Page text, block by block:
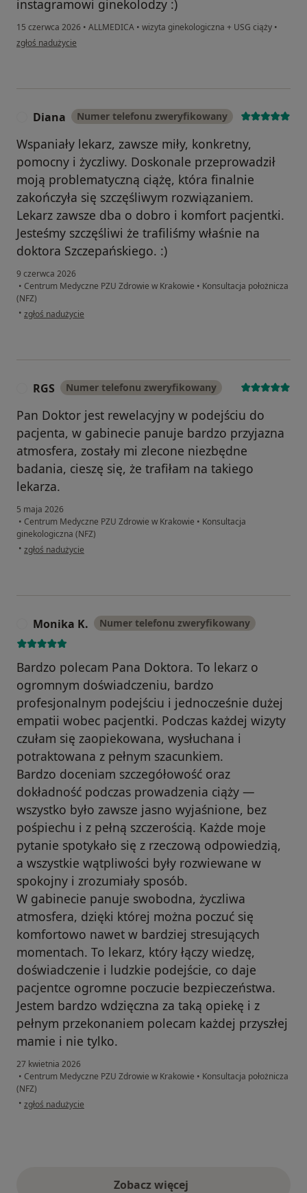
instagramowi ginekolodzy :)
15 czerwca 2026 • ALLMEDICA • wizyta ginekologiczna + USG ciąży •
w opinii użytkownika Klaudia
zgłoś nadużycie
Diana Numer telefonu zweryfikowany
Wspaniały lekarz, zawsze miły, konkretny,
pomocny i życzliwy. Doskonale przeprowadził
moją problematyczną ciążę, która finalnie
zakończyła się szczęśliwym rozwiązaniem.
Lekarz zawsze dba o dobro i komfort pacjentki.
Jesteśmy szczęśliwi że trafiliśmy właśnie na
doktora Szczepańskiego. :)
9 czerwca 2026
• Centrum Medyczne PZU Zdrowie w Krakowie • Konsultacja położnicza
(NFZ)
• w opinii użytkownika Diana
zgłoś nadużycie
RGS Numer telefonu zweryfikowany
Pan Doktor jest rewelacyjny w podejściu do
pacjenta, w gabinecie panuje bardzo przyjazna
atmosfera, zostały mi zlecone niezbędne
badania, cieszę się, że trafiłam na takiego
lekarza.
5 maja 2026
• Centrum Medyczne PZU Zdrowie w Krakowie • Konsultacja
ginekologiczna (NFZ)
• w opinii użytkownika RGS
zgłoś nadużycie
Monika K. Numer telefonu zweryfikowany
Bardzo polecam Pana Doktora. To lekarz o
ogromnym doświadczeniu, bardzo
profesjonalnym podejściu i jednocześnie dużej
empatii wobec pacjentki. Podczas każdej wizyty
czułam się zaopiekowana, wysłuchana i
potraktowana z pełnym szacunkiem.
Bardzo doceniam szczegółowość oraz
dokładność podczas prowadzenia ciąży —
wszystko było zawsze jasno wyjaśnione, bez
pośpiechu i z pełną szczerością. Każde moje
pytanie spotykało się z rzeczową odpowiedzią,
a wszystkie wątpliwości były rozwiewane w
spokojny i zrozumiały sposób.
W gabinecie panuje swobodna, życzliwa
atmosfera, dzięki której można poczuć się
komfortowo nawet w bardziej stresujących
momentach. To lekarz, który łączy wiedzę,
doświadczenie i ludzkie podejście, co daje
pacjentce ogromne poczucie bezpieczeństwa.
Jestem bardzo wdzięczna za taką opiekę i z
pełnym przekonaniem polecam każdej przyszłej
mamie i nie tylko.
27 kwietnia 2026
• Centrum Medyczne PZU Zdrowie w Krakowie • Konsultacja położnicza
(NFZ)
• w opinii użytkownika Monika K.
zgłoś nadużycie
Zobacz więcej